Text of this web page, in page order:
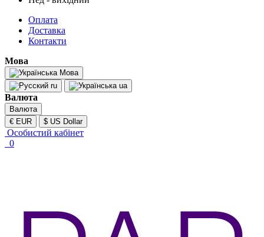
Оплата
Доставка
Контакти
Мова
Мова
ru
ua
Валюта
Валюта
€ EUR
$ US Dollar
Особистий кабінет
0